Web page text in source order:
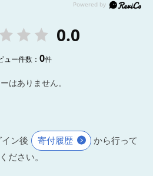
0.0
ュー件数：0件
はありません。
ン後 寄付履歴
から行って
ください。